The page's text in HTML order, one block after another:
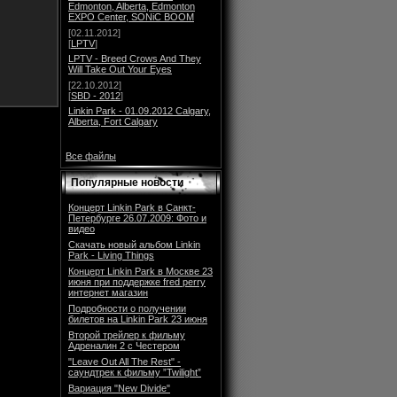
Edmonton, Alberta, Edmonton
EXPO Center, SONiC BOOM
[02.11.2012]
[LPTV]
LPTV - Breed Crows And They
Will Take Out Your Eyes
[22.10.2012]
[SBD - 2012]
Linkin Park - 01.09.2012 Calgary,
Alberta, Fort Calgary
Все файлы
Популярные новости
Концерт Linkin Park в Санкт-
Петербурге 26.07.2009: Фото и
видео
Скачать новый альбом Linkin
Park - Living Things
Концерт Linkin Park в Москве 23
июня при поддержке fred perry
интернет магазин
Подробности о получении
билетов на Linkin Park 23 июня
Второй трейлер к фильму
Адреналин 2 с Честером
"Leave Out All The Rest" -
саундтрек к фильму ”Twilight”
Вариация "New Divide"